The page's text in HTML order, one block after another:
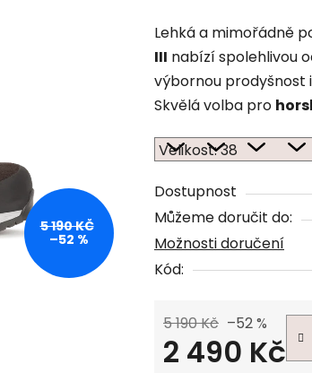
Lehká a mimořádně
III nabízí spolehlivou
výbornou prodyšnost
Skvělá volba pro
Dostupnost
Můžeme doručit do:
Možnosti doručení
Kód:
5 190 Kč –52 %
2 490 Kč
5 190 KČ
–52 %